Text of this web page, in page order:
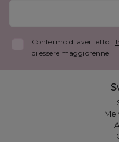
Confermo di aver letto l'
di essere maggiorenne